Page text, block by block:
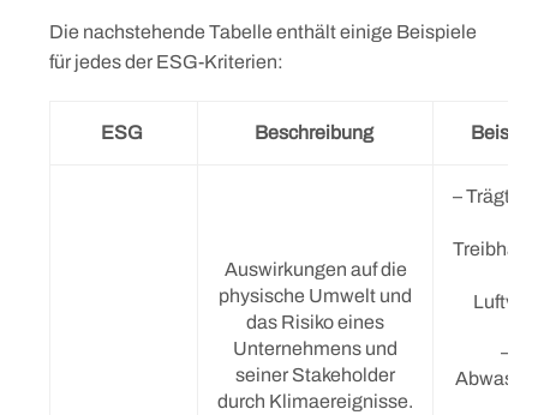
Die nachstehende Tabelle enthält einige Beispiele
für jedes der ESG-Kriterien:
ESG Beschreibung
Auswirkungen auf die
physische Umwelt und
das Risiko eines
Unternehmens und
seiner Stakeholder
durch Klimaereignisse.
– Trägt
–